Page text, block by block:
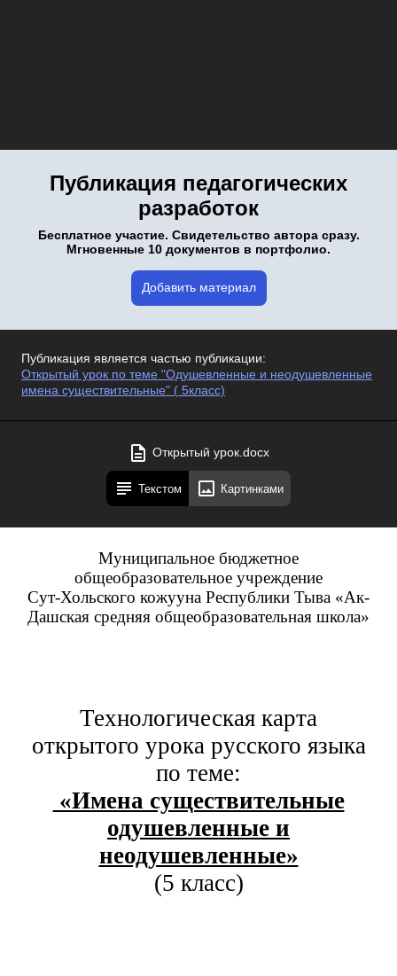
Публикация педагогических
разработок
Бесплатное участие. Свидетельство автора сразу.
Мгновенные 10 документов в портфолио.
Добавить материал
Публикация является частью публикации:
Открытый урок по теме "Одушевленные и неодушевленные
имена существительные" ( 5класс)
Открытый урок.docx
Текстом Картинками
Муниципальное бюджетное
общеобразовательное учреждение
Сут-Хольского кожууна Республики Тыва «Ак-
Дашская средняя общеобразовательная школа»
Технологическая карта
открытого урока русского языка
по теме:
«Имена существительные
одушевленные и
неодушевленные»
(5 класс)